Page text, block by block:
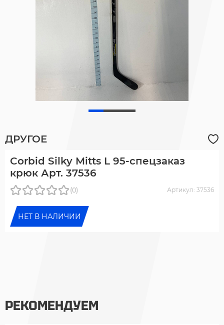
ДРУГОЕ
Corbid Silky Mitts L 95-спецзаказ
крюк Арт. 37536
(0) Артикул: 37536
НЕТ В НАЛИЧИИ
РЕКОМЕНДУЕМ